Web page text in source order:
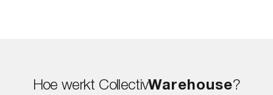
Hoe werkt CollectivWarehouse?